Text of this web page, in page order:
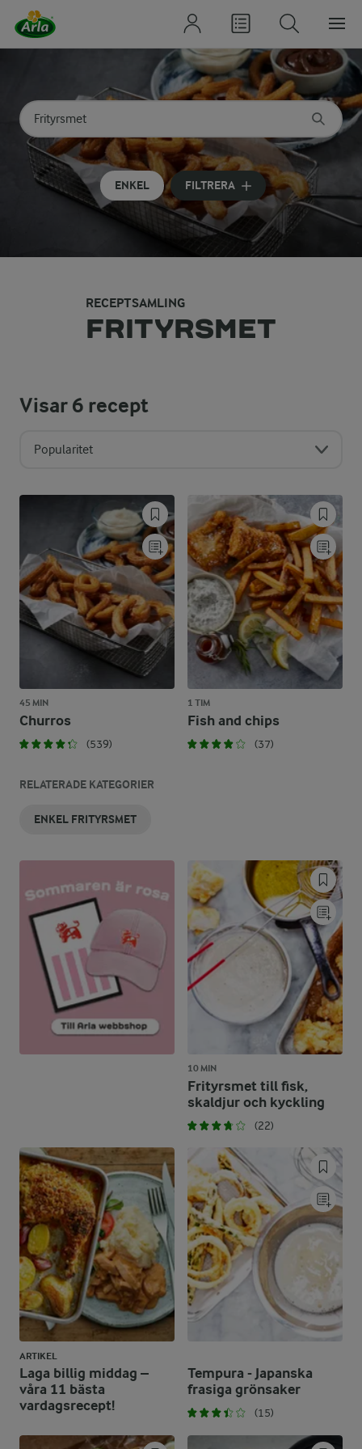
Sök på kategori eller ingrediens
Skriv in sökord för att få förslag
ENKEL FILTRERA
RECEPTSAMLING
FRITYRSMET
Visar6 recept
Popularitet
45 MIN
Churros
(539)
1 TIM
Fish and chips
(37)
RELATERADE KATEGORIER
ENKEL FRITYRSMET
10 MIN
Frityrsmet till fisk,
skaldjur och kyckling
(22)
ARTIKEL
Laga billig middag –
våra 11 bästa
vardagsrecept!
Tempura - Japanska
frasiga grönsaker
(15)